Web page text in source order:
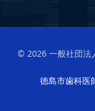
© 2026 一般社団法
徳島市歯科医